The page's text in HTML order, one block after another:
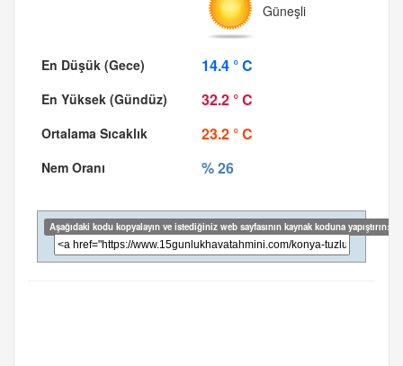
Güneşli
14.4 ° C
32.2 ° C
23.2 ° C
% 26
Aşağıdaki kodu kopyalayın ve istediğiniz web sayfasının kaynak koduna yapıştırın: